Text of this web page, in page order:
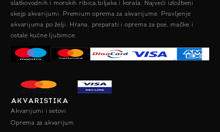
slatkovodnih i morskih ribica,biljaka i korala. Najveći izložbeni
skejp akvarijumi. Premium oprema za akvarijume. Pravljenje
akvarijuma po želji. Hrana, preparati i oprema za pse, mačke i
ostale kućne ljubimce.
AKVARISTIKA
Akvarijumi i setovi
Oprema za akvarijum